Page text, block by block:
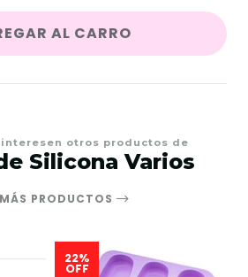
AL CARRO
otros productos de
Silicona Varios
PRODUCTOS
22%
OFF